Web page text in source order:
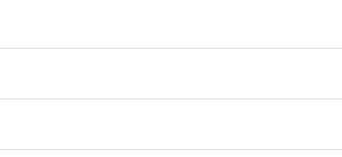
い。
願い」が届いたが、WEBでの口座設定では希望す
？
ますか？
ますか？